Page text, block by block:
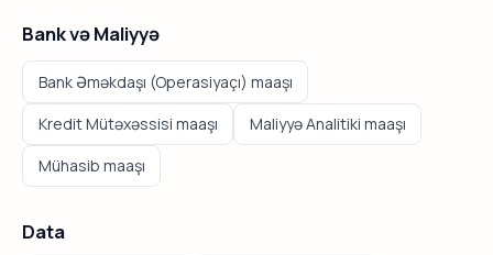
Bank və Maliyyə
Bank Əməkdaşı (Operasiyaçı) maaşı
Kredit Mütəxəssisi maaşı Maliyyə Analitiki maaşı
Mühasib maaşı
Data